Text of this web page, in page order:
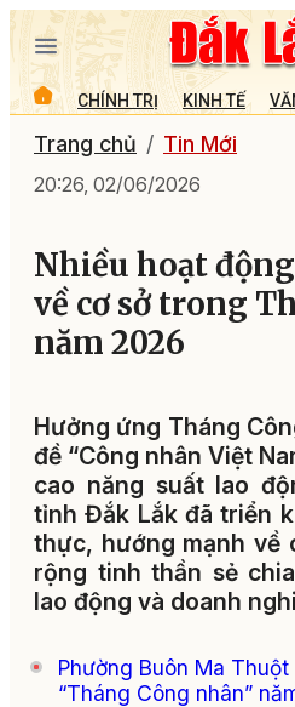
CHÍNH TRỊ KINH TẾ
Trang chủ Tin Mới
20:26, 02/06/2026
Nhiều hoạt
về cơ sở trong
năm 2026
Hưởng ứng Tháng
đề “Công nhân Việt
cao năng suất lao
tỉnh Đắk Lắk đã triển
thực, hướng mạnh về
rộng tinh thần sẻ
lao động và doanh
Phường Buôn Ma
“Tháng Công nhân”